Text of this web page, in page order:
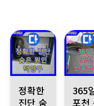
정확한
진단 숨
365
포천